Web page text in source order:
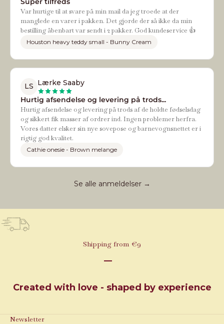
Var hurtige til at svare på min mail da jeg troede at der
manglede en varer i pakken. Det gjorde der så ikke da min
bestilling åbenbart var sendt i 2 pakker. God kundeservice 👍
Houston heavy teddy small - Bunny Cream
LS Lærke Saaby
Hurtig afsendelse og levering på trods...
Hurtig afsendelse og levering på trods af de holdte fødselsdag
og sikkert fik masser af ordrer ind. Ingen problemer herfra.
Vores datter elsker sin nye sovepose og barnevognsnettet er i
rigtig god kvalitet.
Cathie onesie - Brown melange
Se alle anmeldelser →
Shipping from €9
Created with love - shaped by experience
Newsletter